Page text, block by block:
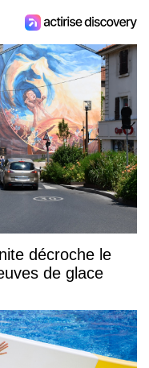
décroche le
de glace